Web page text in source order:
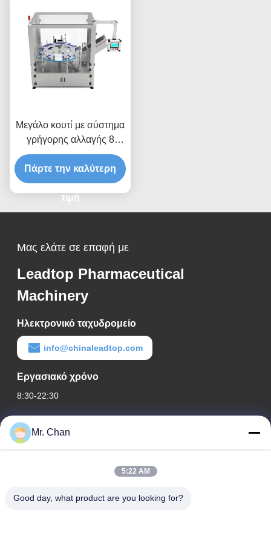
Μεγάλο κουτί με σύστημα
γρήγορης αλλαγής 8
σταθμών για ταχεία
συσκευασία μεγάλων
κουτιών έως 200x130mm
Πάρτε την καλύτερη
τιμή
Μας ελάτε σε επαφή με
Leadtop Pharmaceutical
Machinery
Ηλεκτρονικό ταχυδρομείο
info@chinaleadtop.com
Εργασιακό χρόνο
8:30-22:30
Η διεύθυνσή μας
Διεύθυνση εταιρείας
Διεύθυνση εργοστασίου
Mr. Chan
5:22 AM
Good day, what product are you looking for?